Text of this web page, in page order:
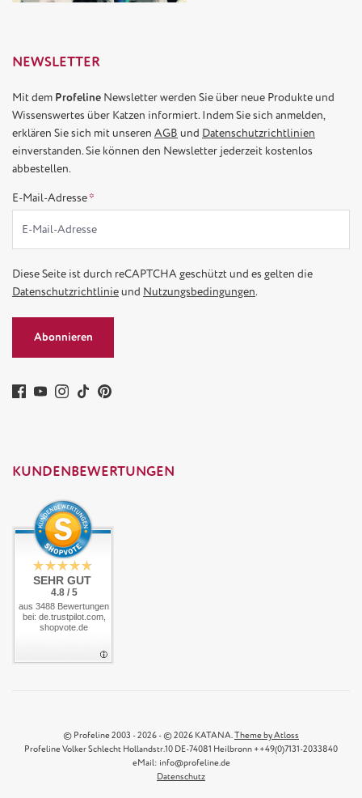
NEWSLETTER
Mit dem Profeline Newsletter werden Sie über neue Produkte und
Wissenswertes über Katzen informiert. Indem Sie sich anmelden,
erklären Sie sich mit unseren AGB und Datenschutzrichtlinien
einverstanden. Sie können den Newsletter jederzeit kostenlos
abbestellen.
E-Mail-Adresse*
Diese Seite ist durch reCAPTCHA geschützt und es gelten die
Datenschutzrichtlinieund Nutzungsbedingungen.
Abonnieren
KUNDENBEWERTUNGEN
SEHR GUT
4.8 / 5
aus 3488 Bewertungen
bei: de.trustpilot.com,
shopvote.de
© Profeline 2003 - 2026 - © 2026 KATANA.Theme by Atloss
Profeline Volker Schlecht Hollandstr.10 DE-74081 Heilbronn ++49(0)7131-2033840
eMail: info@profeline.de
Datenschutz